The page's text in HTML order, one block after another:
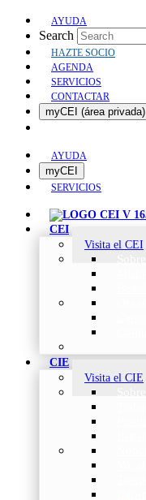
AYUDA
Search
HAZTE SOCIO
AGENDA
SERVICIOS
CONTACTAR
myCEI (área privada)
AYUDA
myCEI
SERVICIOS
CEI
Visita el CEI
CIE
Visita el CIE